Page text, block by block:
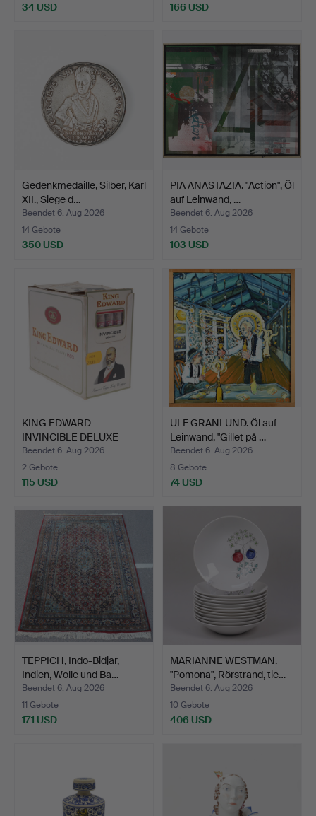
34 USD 166 USD
Gedenkmedaille, Silber, Karl
XII., Siege d…
Beendet 6. Aug 2026
14 Gebote
350 USD
PIA ANASTAZIA. "Action", Öl
auf Leinwand, …
Beendet 6. Aug 2026
14 Gebote
103 USD
KING EDWARD
INVINCIBLE DELUXE
ZIGARREN.
Beendet 6. Aug 2026
2 Gebote
115 USD
ULF GRANLUND. Öl auf
Leinwand, "Gillet på …
Beendet 6. Aug 2026
8 Gebote
74 USD
TEPPICH, Indo-Bidjar,
Indien, Wolle und Ba…
Beendet 6. Aug 2026
11 Gebote
171 USD
MARIANNE WESTMAN.
"Pomona", Rörstrand, tie…
Beendet 6. Aug 2026
10 Gebote
406 USD